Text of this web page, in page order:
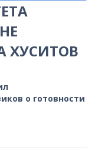
ХУСИТОВ
о готовности